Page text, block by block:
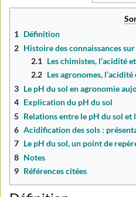
1 Définition
2 Histoire des connaissances
2.1 Les chimistes, l’acidité
2.2 Les agronomes,
3 Le pH du sol en agronomie
4 Explication du pH du sol
5 Relations entre le pH du sol et
6 Acidification des sols :
7 Le pH du sol, un point de
8 Notes
9 Références citées